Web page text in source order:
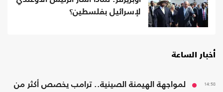
لإسرائيل بفلسطين؟
أخبار الساعة
14:58
لمواجهة الهيمنة الصينية.. ترامب يخصص أكثر من